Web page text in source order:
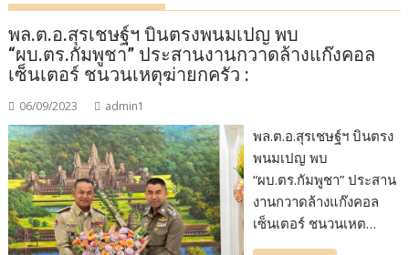
พล.ต.อ.สุรเชษฐ์ฯ บินตรงพนมเปญ พบ
“ผบ.ตร.กัมพูชา” ประสานงานกวาดล้างแก๊งคอล
เซ็นเตอร์ ชนวนเหตุฆ่ายกครัว :
06/09/2023 admin1
พล.ต.อ.สุรเชษฐ์ฯ บินตรง
พนมเปญ พบ
“ผบ.ตร.กัมพูชา” ประสาน
งานกวาดล้างแก๊งคอล
เซ็นเตอร์ ชนวนเหต…